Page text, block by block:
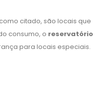
citado, são locais que
consumo, o reservatório
para locais especiais.